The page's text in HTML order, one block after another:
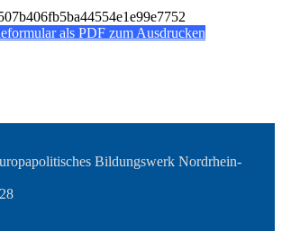
als PDF zum Ausdrucken
Bildungswerk Nordrhein-